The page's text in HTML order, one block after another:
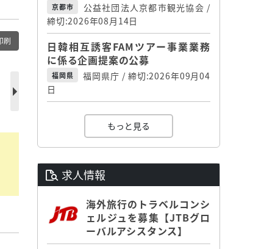
刷
京都市
公益社団法人京都市観光協会 /
締切:2026年08月14日
日韓相互誘客FAMツアー事業業務
に係る企画提案の公募
福岡県
福岡県庁 / 締切:2026年09月04
日
もっと見る
求人情報
海外旅行のトラベルコンシ
ェルジュを募集【JTBグロ
ーバルアシスタンス】